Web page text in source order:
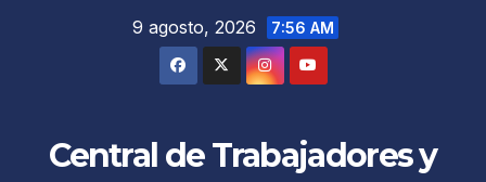
9 agosto, 2026 7:56 AM
Central de Trabajadores y